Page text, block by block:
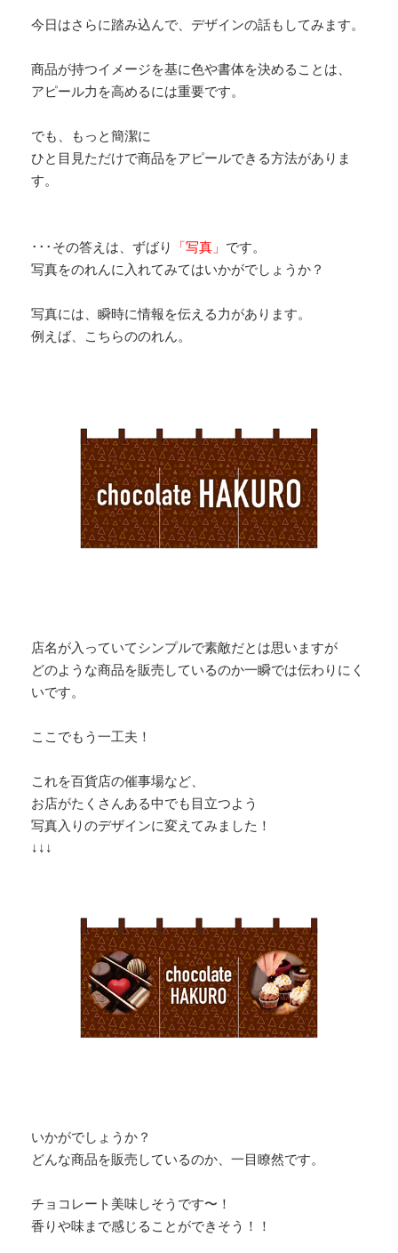
今日はさらに踏み込んで、デザインの話もしてみます。
商品が持つイメージを基に色や書体を決めることは、
アピール力を高めるには重要です。
でも、もっと簡潔に
ひと目見ただけで商品をアピールできる方法がありま
す。
･･･その答えは、ずばり 「写真」 です。
写真をのれんに入れてみてはいかがでしょうか？
写真には、瞬時に情報を伝える力があります。
例えば、こちらののれん。
店名が入っていてシンプルで素敵だとは思いますが
どのような商品を販売しているのか一瞬では伝わりにく
いです。
ここでもう一工夫！
これを百貨店の催事場など、
お店がたくさんある中でも目立つよう
写真入りのデザインに変えてみました！
↓↓↓
いかがでしょうか？
どんな商品を販売しているのか、一目瞭然です。
チョコレート美味しそうです〜！
香りや味まで感じることができそう！！